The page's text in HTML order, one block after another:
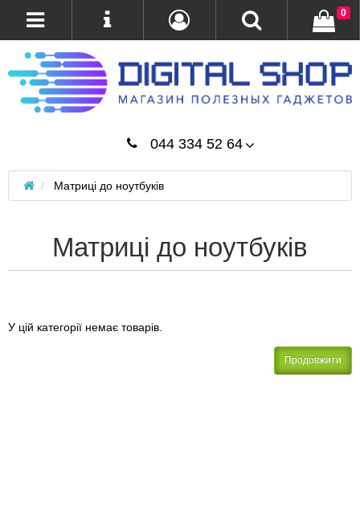
044 334 52 64
0
Матриці до ноутбуків
Матриці до ноутбуків
У цій категорії немає товарів.
Продовжити